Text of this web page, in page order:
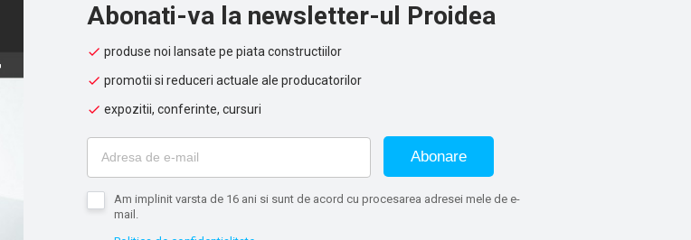
Abonati-va la newsletter-ul Proidea
produse noi lansate pe piata constructiilor
promotii si reduceri actuale ale producatorilor
expozitii, conferinte, cursuri
Abonare
Am implinit varsta de 16 ani si sunt de acord cu procesarea adresei mele de e-
mail.